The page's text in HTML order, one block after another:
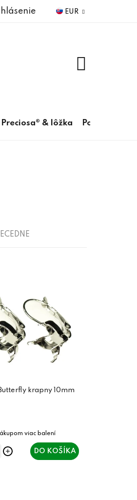
EUR
Preciosa® & lôžka Pomôcky
krapny 10mm
DO KOŠÍKA